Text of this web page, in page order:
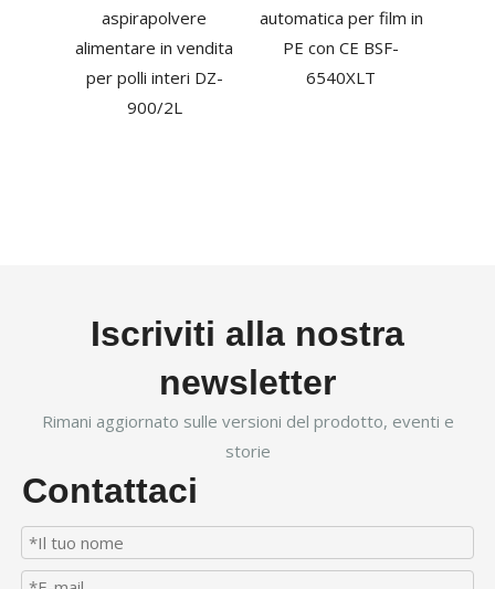
aspirapolvere
alimentare in vendita
per polli interi DZ-
900/2L
automatica per film in
PE con CE BSF-
6540XLT
Iscriviti alla nostra
newsletter
Rimani aggiornato sulle versioni del prodotto, eventi e
storie
Contattaci